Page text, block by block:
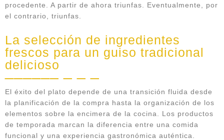
procedente. A partir de ahora triunfas. Eventualmente, por
el contrario, triunfas.
La selección de ingredientes
frescos para un guiso tradicional
delicioso
El éxito del plato depende de una transición fluida desde
la planificación de la compra hasta la organización de los
elementos sobre la encimera de la cocina. Los productos
de temporada marcan la diferencia entre una comida
funcional y una experiencia gastronómica auténtica.